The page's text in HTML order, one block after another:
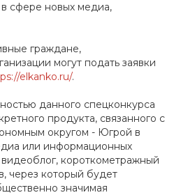
сфере новых медиа,
граждане,
могут подать заявки
elkanko.ru/.
данного спецконкурса
продукта, связанного с
округом - Югрой в
или информационных
короткометражный
через который будет
значимая